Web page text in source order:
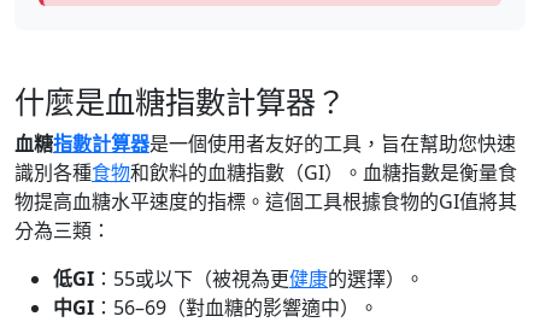
什麼是血糖指數計算器？
血糖指數計算器是一個使用者友好的工具，旨在幫助您快速
識別各種食物和飲料的血糖指數（GI）。血糖指數是衡量食
物提高血糖水平速度的指標。這個工具根據食物的GI值將其
分為三類：
低GI ：55或以下（被視為更健康的選擇）。
中GI ：56–69（對血糖的影響適中）。